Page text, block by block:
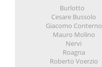
Burlotto
Cesare Bussolo
Giacomo Conterno
Mauro Molino
Nervi
Roagna
Roberto Voerzio